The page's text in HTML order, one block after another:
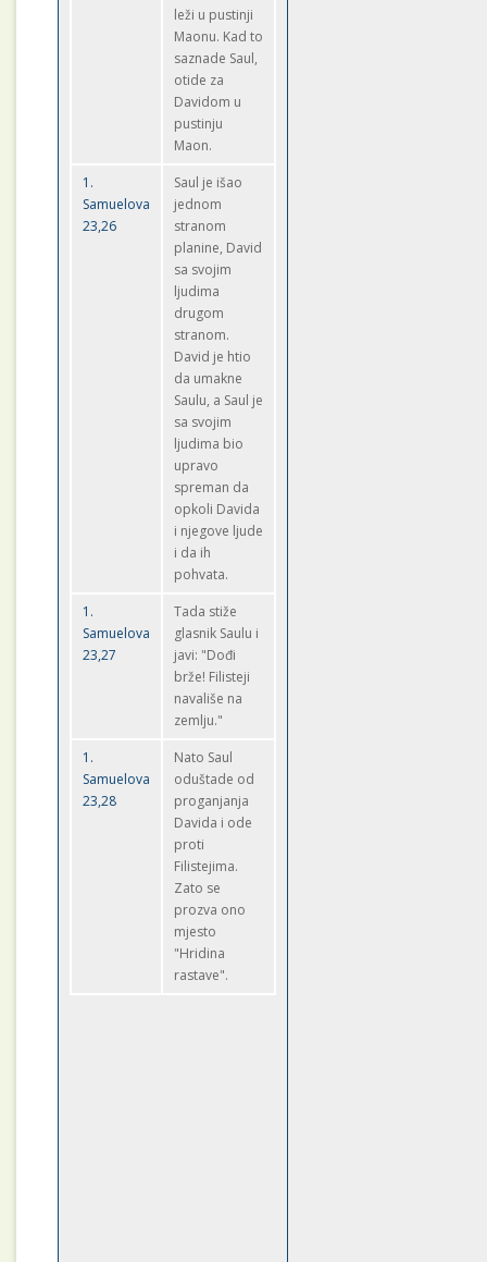
leži u pustinji
Maonu. Kad to
saznade Saul,
otide za
Davidom u
pustinju
Maon.
1.
Samuelova
23,26
Saul je išao
jednom
stranom
planine, David
sa svojim
ljudima
drugom
stranom.
David je htio
da umakne
Saulu, a Saul je
sa svojim
ljudima bio
upravo
spreman da
opkoli Davida
i njegove ljude
i da ih
pohvata.
1.
Samuelova
23,27
Tada stiže
glasnik Saulu i
javi: "Dođi
brže! Filisteji
navališe na
zemlju."
1.
Samuelova
23,28
Nato Saul
oduštade od
proganjanja
Davida i ode
proti
Filistejima.
Zato se
prozva ono
mjesto
"Hridina
rastave".